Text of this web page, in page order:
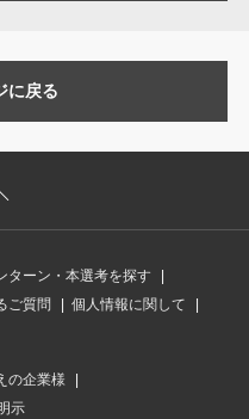
に戻る
ターン・本選考を探す
ご質問
個人情報に関して
の企業様
示